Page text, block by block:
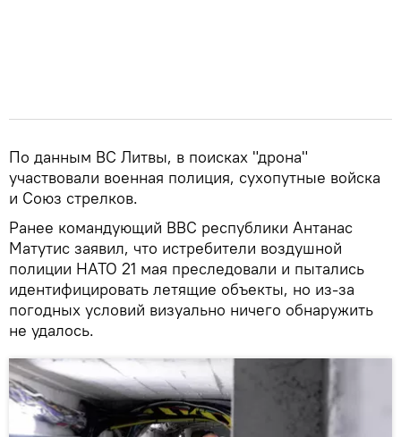
По данным ВС Литвы, в поисках "дрона"
участвовали военная полиция, сухопутные войска
и Союз стрелков.
Ранее командующий ВВС республики Антанас
Матутис заявил, что истребители воздушной
полиции НАТО 21 мая преследовали и пытались
идентифицировать летящие объекты, но из-за
погодных условий визуально ничего обнаружить
не удалось.